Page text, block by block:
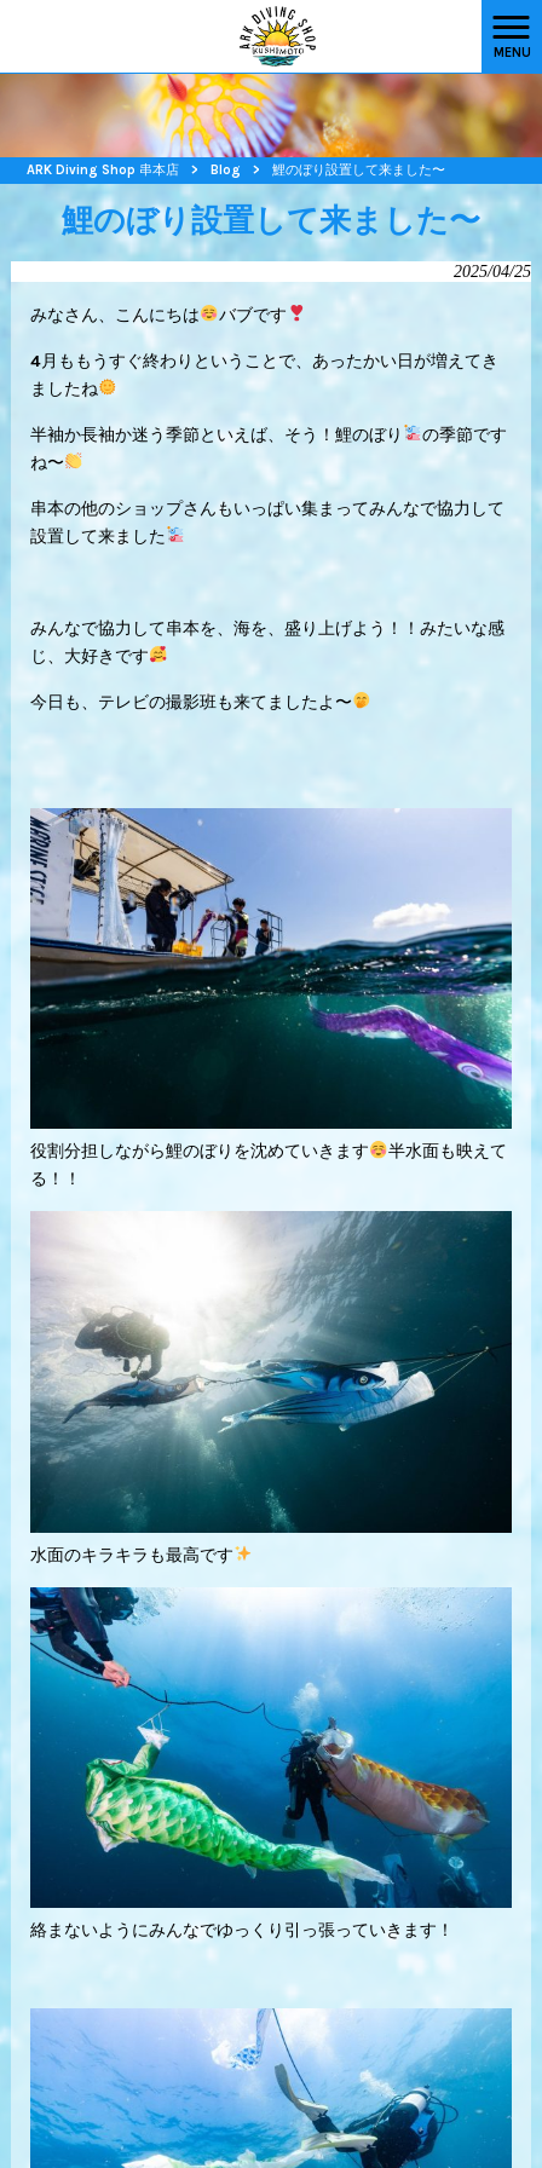
MENU
ARK Diving Shop 串本店 > Blog > 鯉のぼり設置して来ました〜
鯉のぼり設置して来ました〜
2025/04/25
みなさん、こんにちは バブです
4月ももうすぐ終わりということで、あったかい日が増えてき
ましたね
半袖か長袖か迷う季節といえば、そう！鯉のぼり
の季節です
ね〜
串本の他のショップさんもいっぱい集まってみんなで協力して
設置して来ました
みんなで協力して串本を、海を、盛り上げよう！！みたいな感
じ、大好きです
今日も、テレビの撮影班も来てましたよ〜
役割分担しながら鯉のぼりを沈めていきます
半水面も映えて
る！！
水面のキラキラも最高です
絡まないようにみんなでゆっくり引っ張っていきます！